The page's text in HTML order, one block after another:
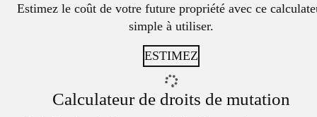
Estimez le coût de votre future propriété avec ce
simple à utiliser.
ESTIMEZ
Calculateur de droits de mutation